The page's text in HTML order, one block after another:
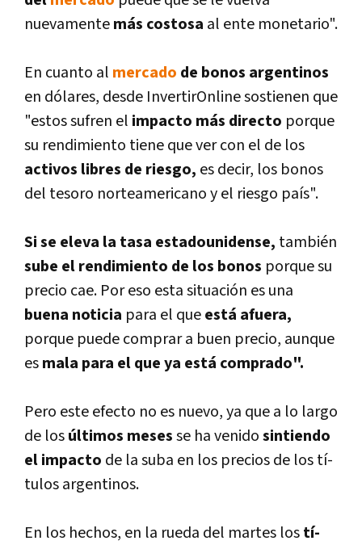
nuevamentemás costosa al ente monetario".
En cuanto al mercado de bonos argentinos
en dólares, desde InvertirOnline sostienen que
"estos sufren el impacto más directo porque
su rendimiento tiene que ver con el de los
activos libres de riesgo, es decir, los bonos
del tesoro norteamericano y el riesgo paí­s".
Si se eleva la tasa estadounidense, también
sube el rendimiento de los bonos porque su
precio cae. Por eso esta situación es una
buena noticia para el queestá afuera,
porque puede comprar a buen precio, aunque
esmala para el que ya está comprado".
Pero este efecto no es nuevo, ya que a lo largo
de losúltimos mesesse ha venidosintiendo
el impacto de la suba en los precios de los tí­
tulos argentinos.
En los hechos, en la rueda del martes lostí­